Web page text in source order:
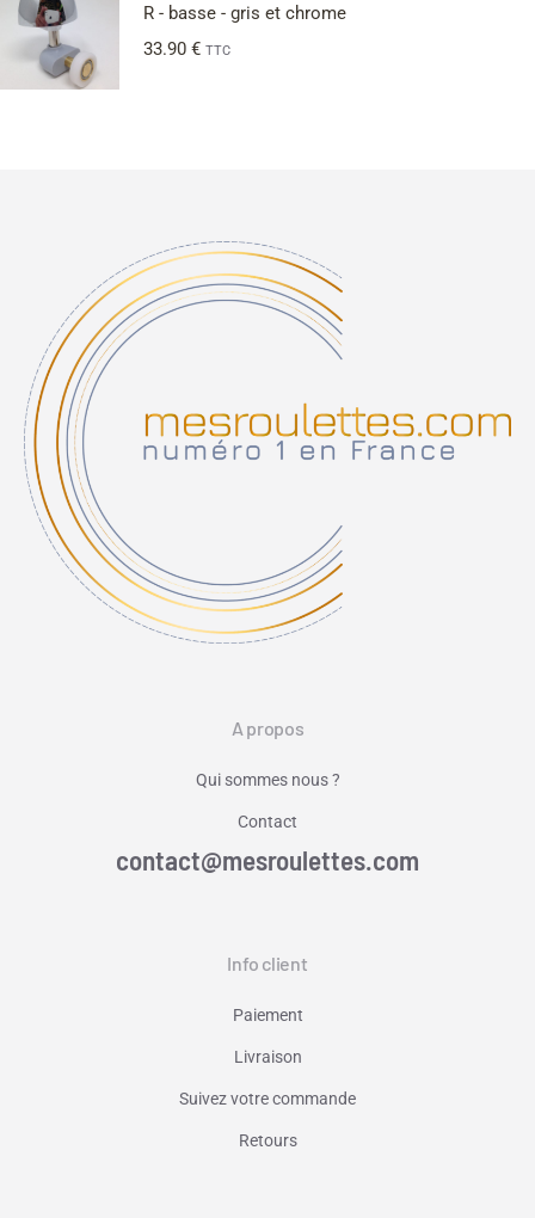
R - basse - gris et chrome
33.90 € TTC
A propos
Qui sommes nous ?
Contact
contact@mesroulettes.com
Info client
Paiement
Livraison
Suivez votre commande
Retours